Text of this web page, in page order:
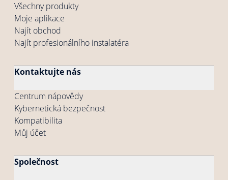
Všechny produkty
Moje aplikace
Najít obchod
Najít profesionálního instalatéra
Kontaktujte nás
Centrum nápovědy
Kybernetická bezpečnost
Kompatibilita
Můj účet
Společnost